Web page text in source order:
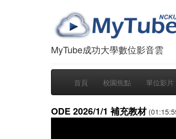
MyTube成功大學數位影音雲
首頁 校園焦點 單位影片
ODE 2026/1/1 補充教材